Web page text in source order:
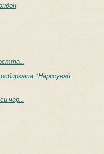
“Нарисувай
чар...